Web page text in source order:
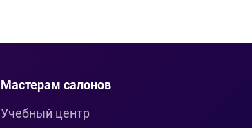
Мастерам салонов
Учебный центр